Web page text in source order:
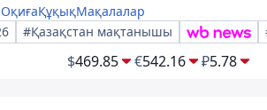
ОқиғаҚұқықМақалалар
#Қазақстан мақтанышы
$469.85 €542.16 ₽5.78